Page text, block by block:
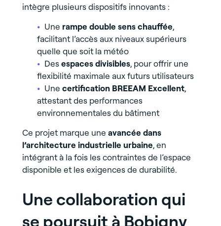
intègre plusieurs dispositifs innovants :
Une rampe double sens chauffée,
facilitant l’accès aux niveaux supérieurs
quelle que soit la météo
Desespaces divisibles, pour offrir une
flexibilité maximale aux futurs utilisateurs
Une certification BREEAM Excellent,
attestant des performances
environnementales du bâtiment
Ce projet marque une avancée dans
l’architecture industrielle urbaine, en
intégrant à la fois les contraintes de l’espace
disponible et les exigences de durabilité.
Une collaboration qui
se poursuit à Bobigny